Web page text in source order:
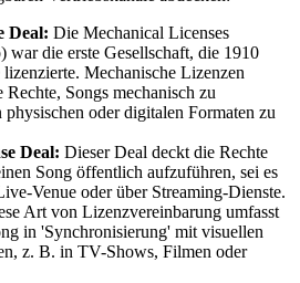
Deal: Die Mechanical Licenses
war die erste Gesellschaft, die 1910
lizenzierte. Mechanische Lizenzen
Rechte, Songs mechanisch zu
oder digitalen Formaten zu
Deal: Dieser Deal deckt die Rechte
Song öffentlich aufzuführen, sei es
Venue oder über Streaming-Dienste.
Art von Lizenzvereinbarung umfasst
in 'Synchronisierung' mit visuellen
z. B. in TV-Shows, Filmen oder